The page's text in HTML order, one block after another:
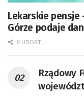
Lekarskie
Górze podaje
0 UDOST.
Rządowy